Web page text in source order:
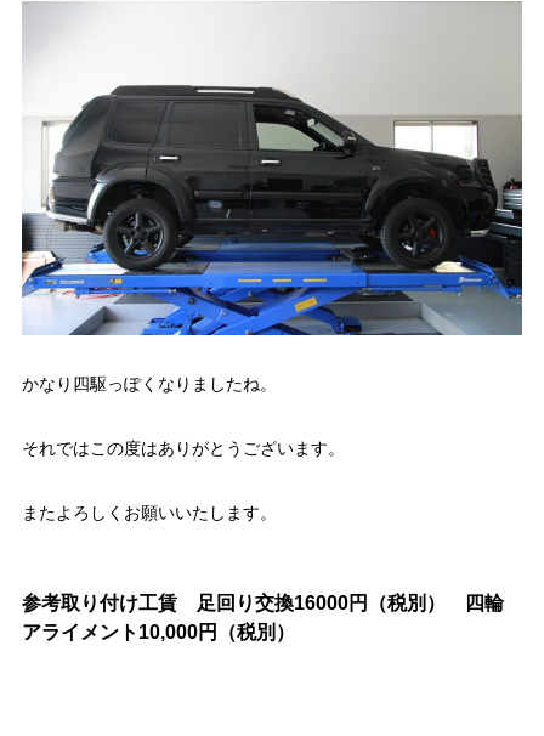
かなり四駆っぽくなりましたね。
それではこの度はありがとうございます。
またよろしくお願いいたします。
参考取り付け工賃 足回り交換16000円（税別） 四輪
アライメント10,000円（税別）